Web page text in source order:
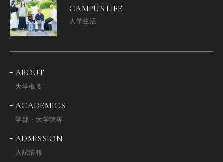
CAMPUS LIFE
大学生活
ABOUT
大学概要
ACADEMICS
学部・大学院等
ADMISSION
入試情報